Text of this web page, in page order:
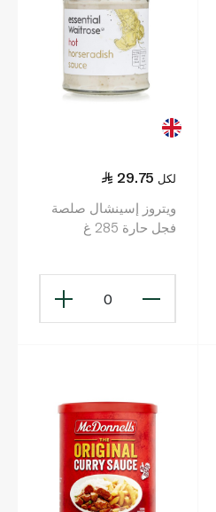
29.75 لكل
ويتروز إسينشال صلصة
فجل حارة 285 غ
0